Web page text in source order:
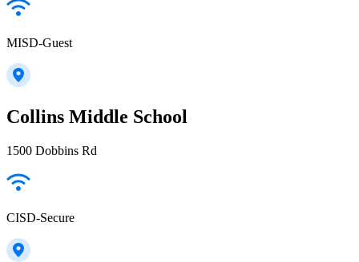
MISD-Guest
Collins Middle School
1500 Dobbins Rd
CISD-Secure